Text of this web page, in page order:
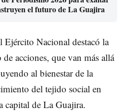
el futuro de La Guajira
Nacional destacó la
acciones, que van más allá
al bienestar de la
del tejido social en
capital de La Guajira.